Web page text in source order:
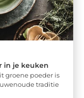
in je keuken
groene poeder is
traditie